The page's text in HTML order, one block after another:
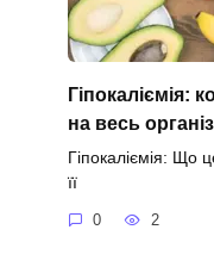
Гіпокаліємія:
на весь
Гіпокаліємія: Що
її
0 2